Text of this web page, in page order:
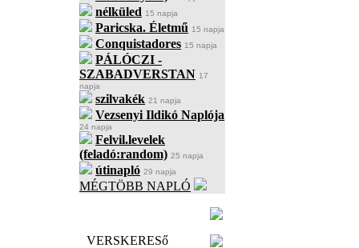
nélküled 15 napja
Paricska. Életmű 15 napja
Conquistadores 15 napja
PÁLÓCZI -
SZABADVERSTAN 17
napja
szilvakék 21 napja
Vezsenyi Ildikó Naplója
24 napja
Felvil.levelek
(feladó:random) 25 napja
útinapló 29 napja
MÉGTÖBB NAPLÓ
VERSKERESő